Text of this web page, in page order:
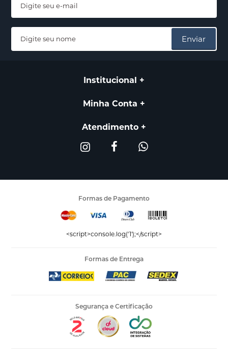
Enviar
Institucional
Minha Conta
Atendimento
Formas de Pagamento
<script>console.log('1');</script>
Formas de Entrega
Segurança e Certificação